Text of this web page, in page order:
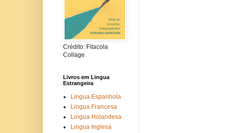
Crédito: Fitacola
Collage
Livros em Lingua
Estrangeira
Lingua Espanhola
Lingua Francesa
Lingua Holandesa
Lingua Inglesa